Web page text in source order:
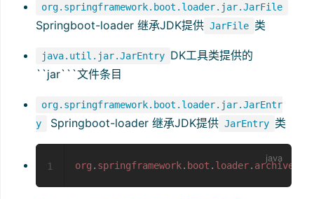
org.springframework.boot.loader.jar.JarFile
Springboot-loader 继承JDK提供 JarFile 类
java.util.jar.JarEntry DK工具类提供的
``jar```文件条目
org.springframework.boot.loader.jar.JarEntr
y
Springboot-loader 继承JDK提供 JarEntry 类
org . springframework. boot . loader. archive
1